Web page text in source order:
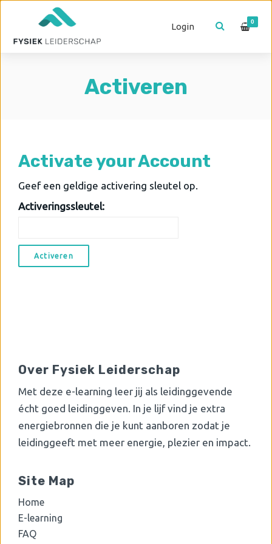
Login 0
Activeren
Activate your Account
Geef een geldige activering sleutel op.
Activeringssleutel:
Over Fysiek Leiderschap
Met deze e-learning leer jij als leidinggevende
écht goed leidinggeven. In je lijf vind je extra
energiebronnen die je kunt aanboren zodat je
leidinggeeft met meer energie, plezier en impact.
Site Map
Home
E-learning
FAQ